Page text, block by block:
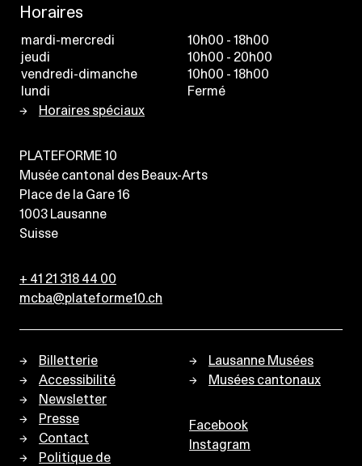
Horaires
mardi-mercredi
10h00 - 18h00
jeudi
10h00 - 20h00
vendredi-dimanche
10h00 - 18h00
lundi
Fermé
Horaires spéciaux
PLATEFORME 10
Musée cantonal des Beaux-Arts
Place de la Gare 16
1003 Lausanne
Suisse
+ 41 21 318 44 00
mcba@plateforme10.ch
Billetterie
Accessibilité
Newsletter
Presse
Contact
Politique de
Lausanne Musées
Musées cantonaux
Facebook
Instagram